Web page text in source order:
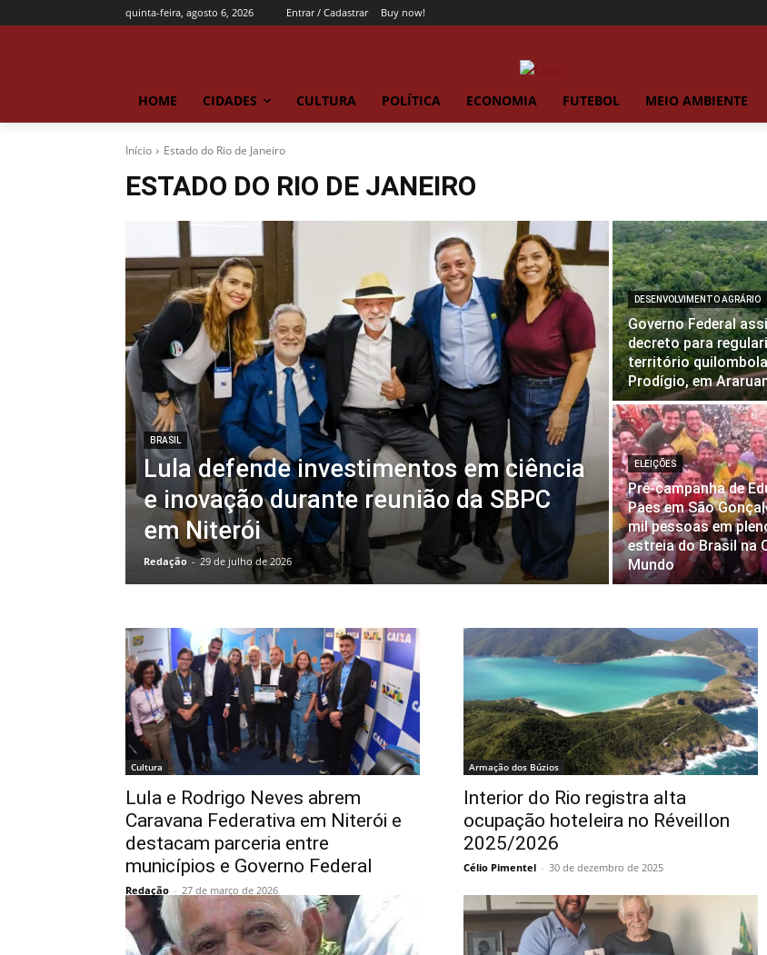
quinta-feira, agosto 6, 2026 Entrar / Cadastrar Buy now!
HOME CIDADES CULTURA POLÍTICA ECONOMIA FUTEBOL MEIO AMBIENTE
Início Estado do Rio de Janeiro
ESTADO DO RIO DE JANEIRO
BRASIL
Lula defende investimentos em ciência
e inovação durante reunião da SBPC
em Niterói
Redação - 29 de julho de 2026
DESENVOLVIMENTO AGRÁRIO
Governo Federal
decreto para
território
Prodígio, em
ELEIÇÕES
Pré-campanha de
Paes em São
mil pessoas em
estreia do Brasil na
Mundo
Cultura
Lula e Rodrigo Neves abrem
Caravana Federativa em Niterói e
destacam parceria entre
municípios e Governo Federal
Redação - 27 de março de 2026
Armação dos Búzios
Interior do Rio registra alta
ocupação hoteleira no Réveillon
2025/2026
Célio Pimentel - 30 de dezembro de 2025